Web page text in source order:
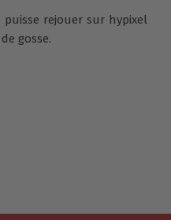
rejouer sur hypixel
gosse.